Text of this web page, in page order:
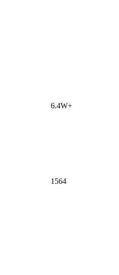
6.4W+
1564